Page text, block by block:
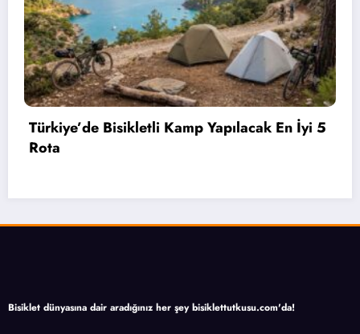
Bahçelievler’de 2 Bin 71 Öğrenciye Bisiklet
Bisiklet dünyasına dair aradığınız her şey bisiklettutkusu.com'da!